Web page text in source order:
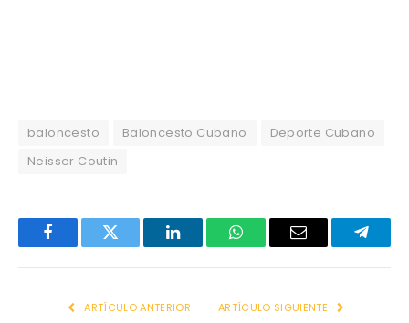
baloncesto Baloncesto Cubano
Deporte Cubano
Neisser Coutin
FacebookTwitter LinkedInWhatsAppEmail
ARTÍCULO ANTERIOR ARTÍCULO SIGUIENTE